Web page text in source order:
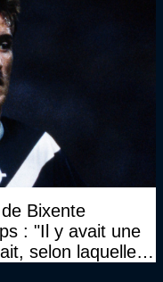
Bixente
: "Il y avait une
selon laquelle il